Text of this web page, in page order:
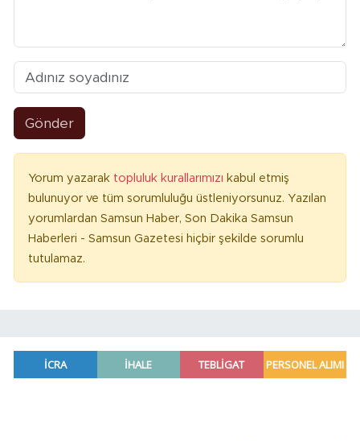
Gönder
Yorum yazarak topluluk kurallarımızı kabul etmiş
bulunuyor ve tüm sorumluluğu üstleniyorsunuz. Yazılan
yorumlardan Samsun Haber, Son Dakika Samsun
Haberleri - Samsun Gazetesi hiçbir şekilde sorumlu
tutulamaz.